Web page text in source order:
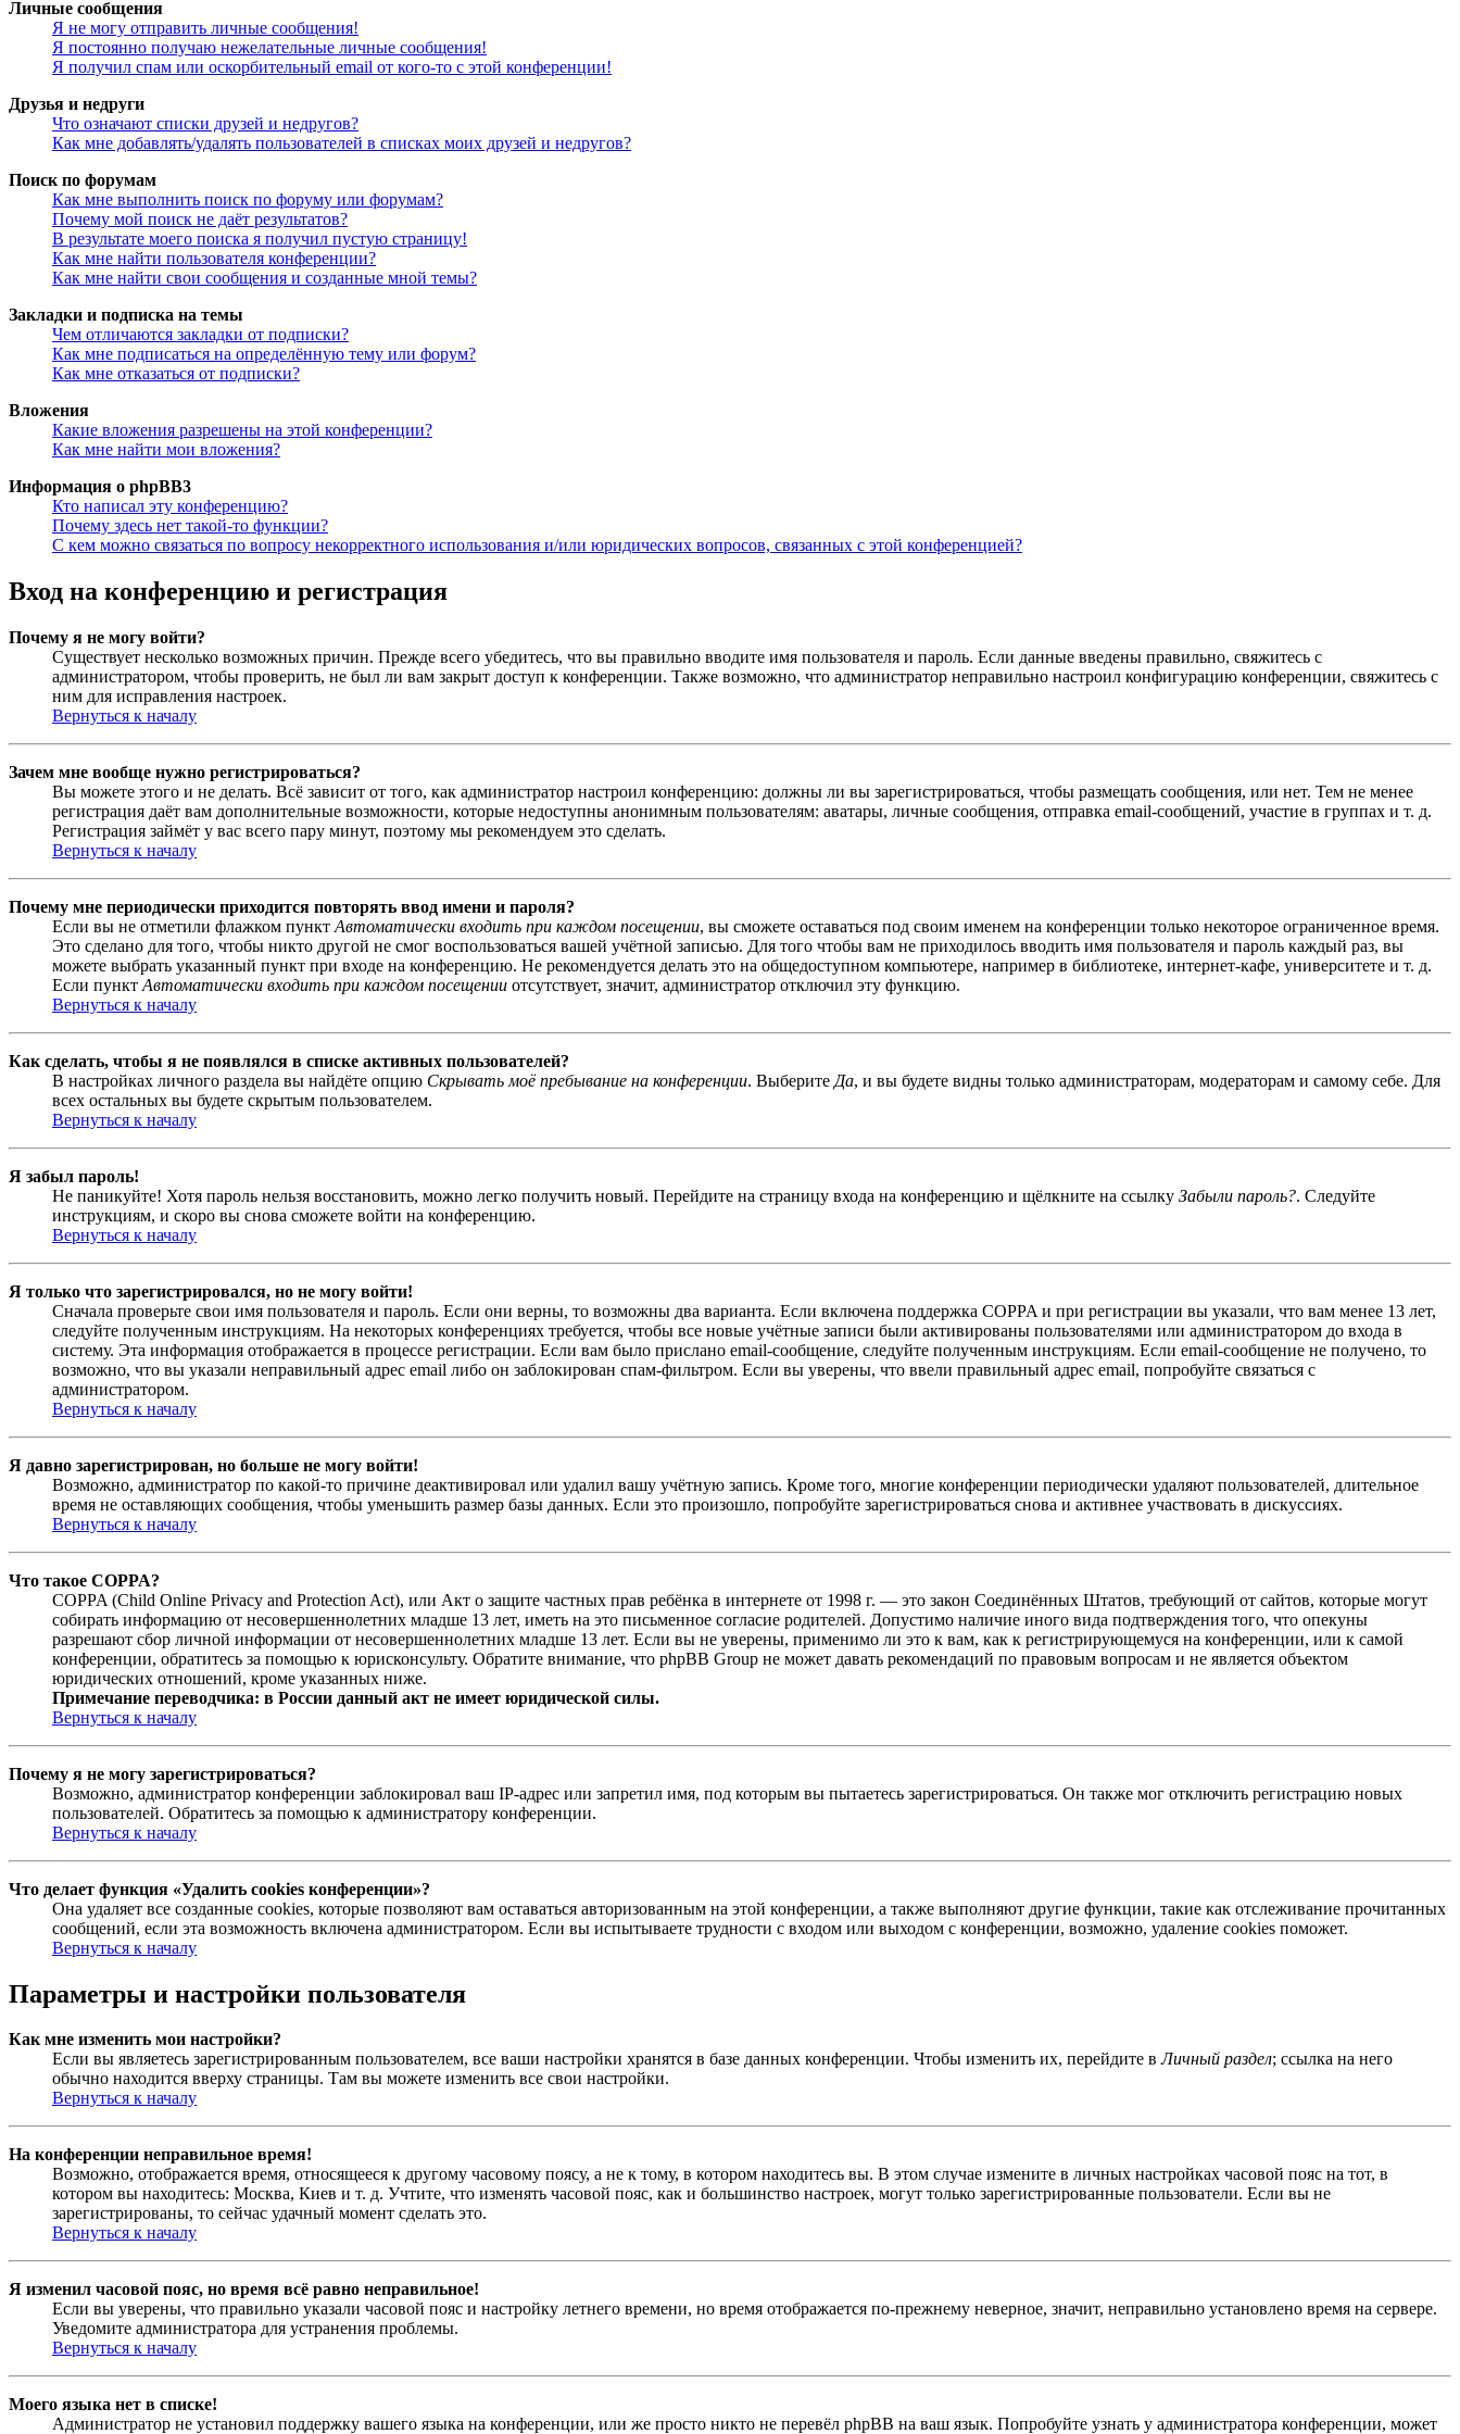
Личные сообщения
Я не могу отправить личные сообщения!
Я постоянно получаю нежелательные личные сообщения!
Я получил спам или оскорбительный email от кого-то с этой конференции!
Друзья и недруги
Что означают списки друзей и недругов?
Как мне добавлять/удалять пользователей в списках моих друзей и недругов?
Поиск по форумам
Как мне выполнить поиск по форуму или форумам?
Почему мой поиск не даёт результатов?
В результате моего поиска я получил пустую страницу!
Как мне найти пользователя конференции?
Как мне найти свои сообщения и созданные мной темы?
Закладки и подписка на темы
Чем отличаются закладки от подписки?
Как мне подписаться на определённую тему или форум?
Как мне отказаться от подписки?
Вложения
Какие вложения разрешены на этой конференции?
Как мне найти мои вложения?
Информация о phpBB3
Кто написал эту конференцию?
Почему здесь нет такой-то функции?
С кем можно связаться по вопросу некорректного использования и/или юридических вопросов, связанных с этой конференцией?
Вход на конференцию и регистрация
Почему я не могу войти?
Существует несколько возможных причин. Прежде всего убедитесь, что вы правильно вводите имя пользователя и пароль. Если данные введены правильно, свяжитесь с
администратором, чтобы проверить, не был ли вам закрыт доступ к конференции. Также возможно, что администратор неправильно настроил конфигурацию конференции, свяжитесь с
ним для исправления настроек.
Вернуться к началу
Зачем мне вообще нужно регистрироваться?
Вы можете этого и не делать. Всё зависит от того, как администратор настроил конференцию: должны ли вы зарегистрироваться, чтобы размещать сообщения, или нет. Тем не менее
регистрация даёт вам дополнительные возможности, которые недоступны анонимным пользователям: аватары, личные сообщения, отправка email-сообщений, участие в группах и т. д.
Регистрация займёт у вас всего пару минут, поэтому мы рекомендуем это сделать.
Вернуться к началу
Почему мне периодически приходится повторять ввод имени и пароля?
Если вы не отметили флажком пункт Автоматически входить при каждом посещении, вы сможете оставаться под своим именем на конференции только некоторое ограниченное время.
Это сделано для того, чтобы никто другой не смог воспользоваться вашей учётной записью. Для того чтобы вам не приходилось вводить имя пользователя и пароль каждый раз, вы
можете выбрать указанный пункт при входе на конференцию. Не рекомендуется делать это на общедоступном компьютере, например в библиотеке, интернет-кафе, университете и т. д.
Если пункт Автоматически входить при каждом посещении отсутствует, значит, администратор отключил эту функцию.
Вернуться к началу
Как сделать, чтобы я не появлялся в списке активных пользователей?
В настройках личного раздела вы найдёте опцию Скрывать моё пребывание на конференции. Выберите Да, и вы будете видны только администраторам, модераторам и самому себе. Для
всех остальных вы будете скрытым пользователем.
Вернуться к началу
Я забыл пароль!
Не паникуйте! Хотя пароль нельзя восстановить, можно легко получить новый. Перейдите на страницу входа на конференцию и щёлкните на ссылку Забыли пароль?. Следуйте
инструкциям, и скоро вы снова сможете войти на конференцию.
Вернуться к началу
Я только что зарегистрировался, но не могу войти!
Сначала проверьте свои имя пользователя и пароль. Если они верны, то возможны два варианта. Если включена поддержка COPPA и при регистрации вы указали, что вам менее 13 лет,
следуйте полученным инструкциям. На некоторых конференциях требуется, чтобы все новые учётные записи были активированы пользователями или администратором до входа в
систему. Эта информация отображается в процессе регистрации. Если вам было прислано email-сообщение, следуйте полученным инструкциям. Если email-сообщение не получено, то
возможно, что вы указали неправильный адрес email либо он заблокирован спам-фильтром. Если вы уверены, что ввели правильный адрес email, попробуйте связаться с
администратором.
Вернуться к началу
Я давно зарегистрирован, но больше не могу войти!
Возможно, администратор по какой-то причине деактивировал или удалил вашу учётную запись. Кроме того, многие конференции периодически удаляют пользователей, длительное
время не оставляющих сообщения, чтобы уменьшить размер базы данных. Если это произошло, попробуйте зарегистрироваться снова и активнее участвовать в дискуссиях.
Вернуться к началу
Что такое COPPA?
COPPA (Child Online Privacy and Protection Act), или Акт о защите частных прав ребёнка в интернете от 1998 г. — это закон Соединённых Штатов, требующий от сайтов, которые могут
собирать информацию от несовершеннолетних младше 13 лет, иметь на это письменное согласие родителей. Допустимо наличие иного вида подтверждения того, что опекуны
разрешают сбор личной информации от несовершеннолетних младше 13 лет. Если вы не уверены, применимо ли это к вам, как к регистрирующемуся на конференции, или к самой
конференции, обратитесь за помощью к юрисконсульту. Обратите внимание, что phpBB Group не может давать рекомендаций по правовым вопросам и не является объектом
юридических отношений, кроме указанных ниже.
Примечание переводчика: в России данный акт не имеет юридической силы.
Вернуться к началу
Почему я не могу зарегистрироваться?
Возможно, администратор конференции заблокировал ваш IP-адрес или запретил имя, под которым вы пытаетесь зарегистрироваться. Он также мог отключить регистрацию новых
пользователей. Обратитесь за помощью к администратору конференции.
Вернуться к началу
Что делает функция «Удалить cookies конференции»?
Она удаляет все созданные cookies, которые позволяют вам оставаться авторизованным на этой конференции, а также выполняют другие функции, такие как отслеживание прочитанных
сообщений, если эта возможность включена администратором. Если вы испытываете трудности с входом или выходом с конференции, возможно, удаление cookies поможет.
Вернуться к началу
Параметры и настройки пользователя
Как мне изменить мои настройки?
Если вы являетесь зарегистрированным пользователем, все ваши настройки хранятся в базе данных конференции. Чтобы изменить их, перейдите вЛичный раздел; ссылка на него
обычно находится вверху страницы. Там вы можете изменить все свои настройки.
Вернуться к началу
На конференции неправильное время!
Возможно, отображается время, относящееся к другому часовому поясу, а не к тому, в котором находитесь вы. В этом случае измените в личных настройках часовой пояс на тот, в
котором вы находитесь: Москва, Киев и т. д. Учтите, что изменять часовой пояс, как и большинство настроек, могут только зарегистрированные пользователи. Если вы не
зарегистрированы, то сейчас удачный момент сделать это.
Вернуться к началу
Я изменил часовой пояс, но время всё равно неправильное!
Если вы уверены, что правильно указали часовой пояс и настройку летнего времени, но время отображается по-прежнему неверное, значит, неправильно установлено время на сервере.
Уведомите администратора для устранения проблемы.
Вернуться к началу
Моего языка нет в списке!
Администратор не установил поддержку вашего языка на конференции, или же просто никто не перевёл phpBB на ваш язык. Попробуйте узнать у администратора конференции, может